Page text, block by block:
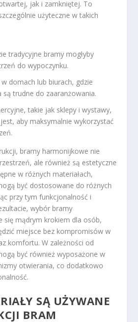
jak i zamkniętej. To
użyteczne w takich
tradycyjne bramy mogłyby
do wypoczynku.
domach lub biurach, gdzie
są trudne do zaaranżowania.
takie jak sklepy i wystawy,
aby maksymalnie wykorzystać
bramy harmonijkowe nie
ale również są estetyczne
w różnych materiałach,
być dostosowane do różnych
przy tym funkcjonalność i
wybór bramy
się mądrym krokiem dla osób,
miejsce bez kompromisów w
komfortu. W zależności od
być również wyposażone w
otwierania, co dodatkowo
SĄ UŻYWANE
BRAM